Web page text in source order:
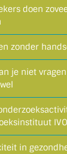
doen
zonder
je niet
IVO
in